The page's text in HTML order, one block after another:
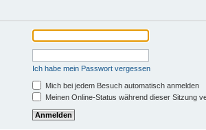
Ich habe mein Passwort vergessen
Mich bei jedem Besuch automatisch anmelden
Meinen Online-Status während dieser Sitzung